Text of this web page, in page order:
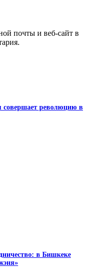
почты и веб-сайт в
совершает революцию в
в Бишкеке